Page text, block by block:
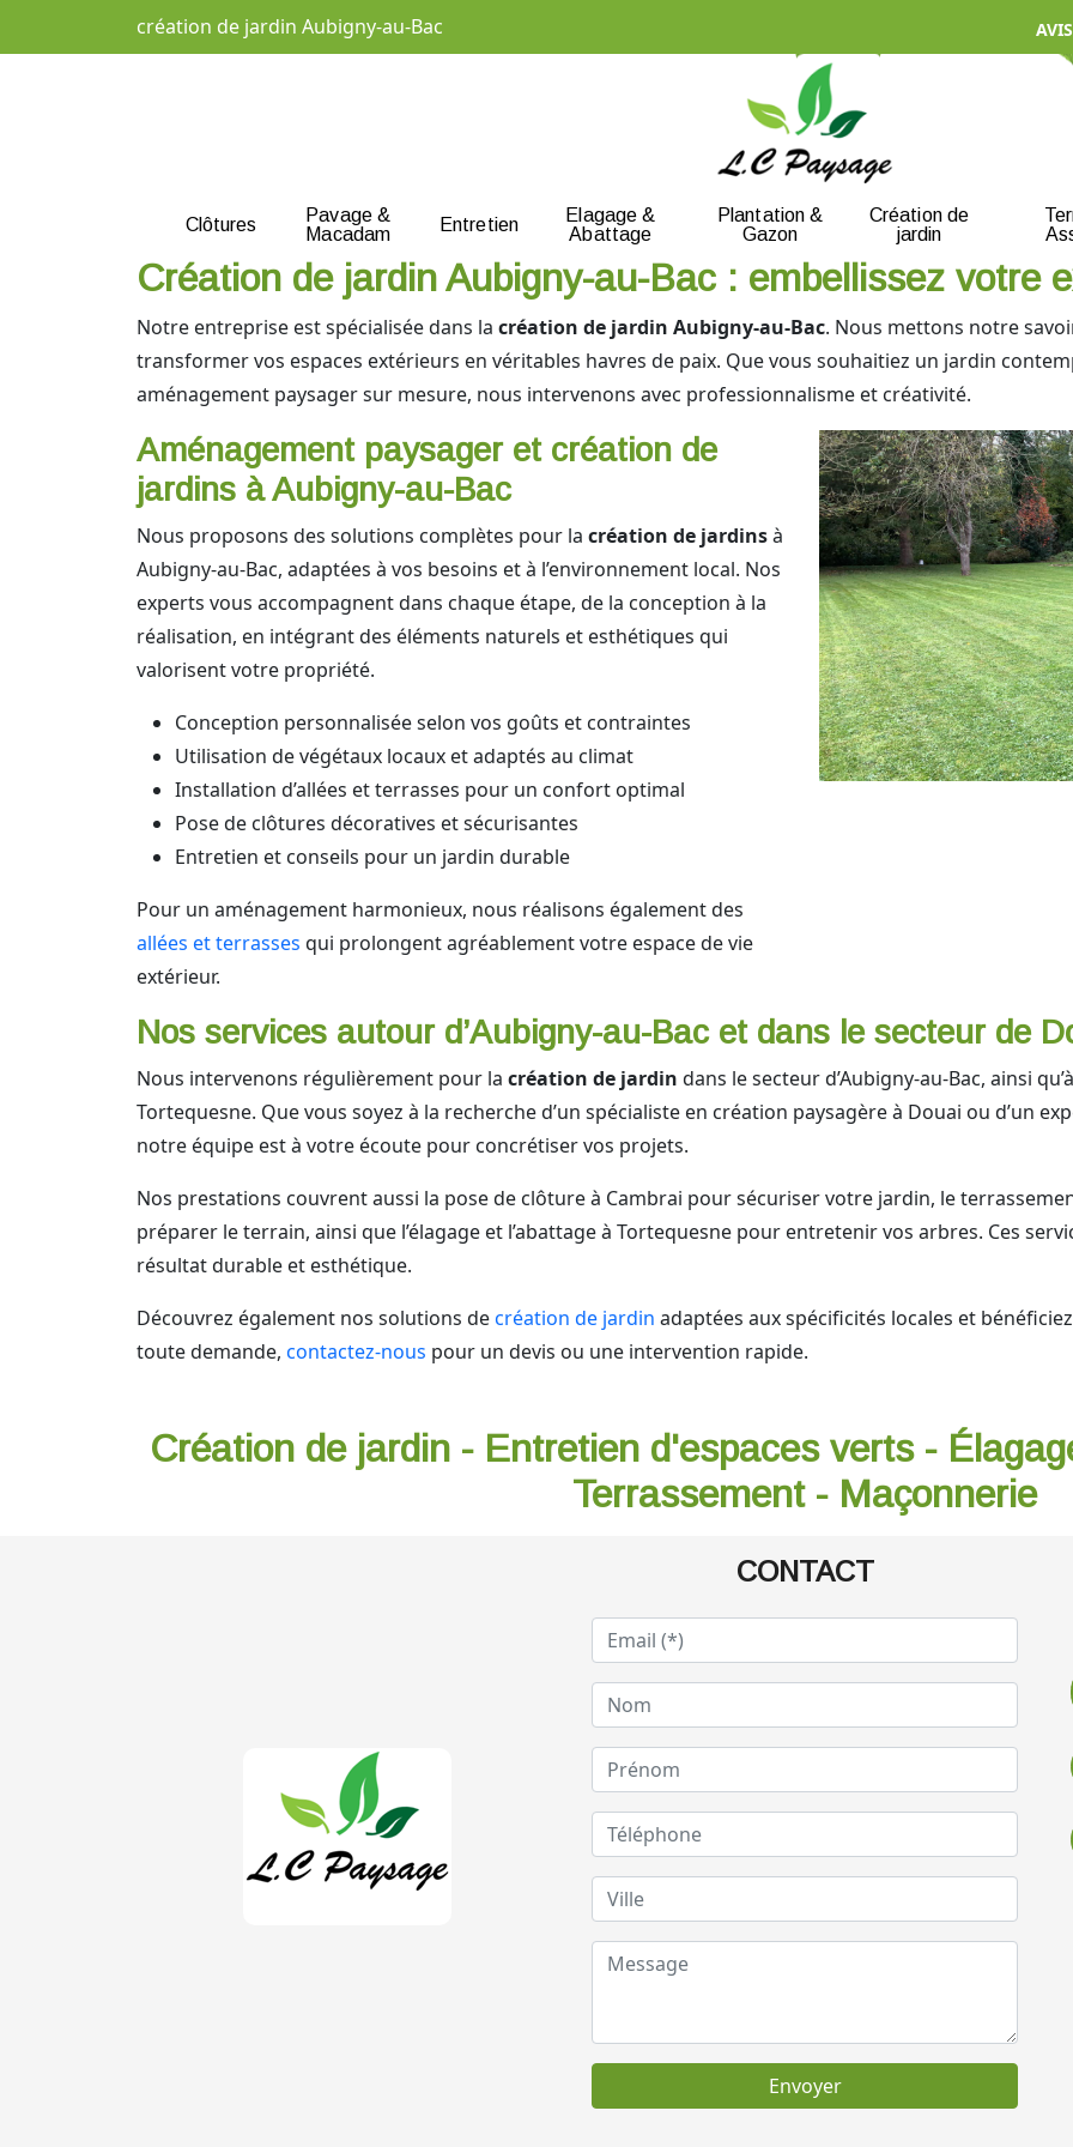
création de jardin Aubigny-au-Bac
Clôtures
Pavage &
Macadam
Entretien
Elagage &
Abattage
Plantation &
Gazon
Création de
jardin
Création de jardin Aubigny-au-Bac : embellissez votre
Notre entreprise est spécialisée dans la création de jardin Aubigny-au-Bac. Nous mettons notre
transformer vos espaces extérieurs en véritables havres de paix. Que vous souhaitiez un jardin
aménagement paysager sur mesure, nous intervenons avec professionnalisme et créativité.
Aménagement paysager et création de
jardins à Aubigny-au-Bac
Nous proposons des solutions complètes pour la création de jardinsà
Aubigny-au-Bac, adaptées à vos besoins et à l’environnement local. Nos
experts vous accompagnent dans chaque étape, de la conception à la
réalisation, en intégrant des éléments naturels et esthétiques qui
valorisent votre propriété.
Conception personnalisée selon vos goûts et contraintes
Utilisation de végétaux locaux et adaptés au climat
Installation d’allées et terrasses pour un confort optimal
Pose de clôtures décoratives et sécurisantes
Entretien et conseils pour un jardin durable
Pour un aménagement harmonieux, nous réalisons également des
allées et terrasses qui prolongent agréablement votre espace de vie
extérieur.
Nos services autour d’Aubigny-au-Bac et dans le secteur de
Nous intervenons régulièrement pour la création de jardin dans le secteur d’Aubigny-au-Bac, ainsi
Tortequesne. Que vous soyez à la recherche d’un spécialiste en création paysagère à Douai ou d’un
notre équipe est à votre écoute pour concrétiser vos projets.
Nos prestations couvrent aussi la pose de clôture à Cambrai pour sécuriser votre jardin, le
préparer le terrain, ainsi que l’élagage et l’abattage à Tortequesne pour entretenir vos arbres. Ces
résultat durable et esthétique.
Découvrez également nos solutions decréation de jardin adaptées aux spécificités locales et
toute demande, contactez-nous pour un devis ou une intervention rapide.
Création de jardin - Entretien d'espaces verts -
Terrassement - Maçonnerie
CONTACT
Envoyer